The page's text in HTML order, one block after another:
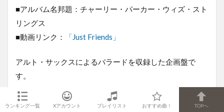
■アルバム名邦題：チャーリー・パーカー・ウィズ・スト
リングス
■動画リンク：
「Just Friends」
アルト・サックスによるバラードを収録した企画盤で
す。
しかしストリングスを背負ったバラードも絶品ですね。
ランキング一覧 Xアカウント プレイリスト おすすめ曲！ TOPへ